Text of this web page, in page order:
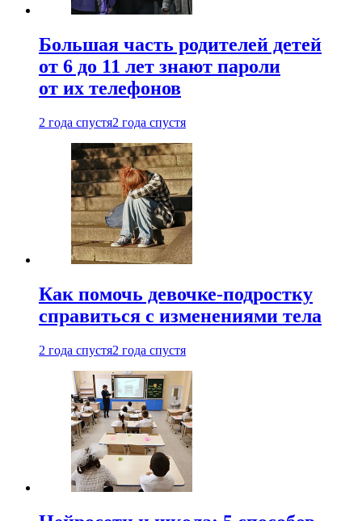
Большая часть родителей детей
от 6 до 11 лет знают пароли
от их телефонов
2 года спустя2 года спустя
Как помочь девочке-подростку
справиться с изменениями тела
2 года спустя2 года спустя